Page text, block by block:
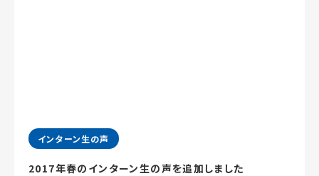
インターン生の声
2017年春のインターン生の声を追加しました